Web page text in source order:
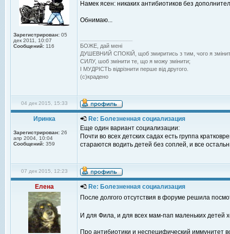
Зарегистрирован: 05
дек 2011, 10:07
Сообщений: 116
Намек ясен: никаких антибиотиков без
Обнимаю...
БОЖЕ, дай менi
ДУШЕВНИЙ СПОКIЙ, щоб змиритись з тим, чого я
СИЛУ, шоб змiнити те, що я можу змiнити;
I МУДРIСТЬ вiдрiзнити перше вiд другого.
(с)крадено
04 дек 2015, 15:33
Иринка
Зарегистрирован: 26
апр 2004, 10:04
Сообщений: 359
Re: Болезненная социализация
Еще один вариант социализации:
Почти во всех детских садах есть группа
стараются водить детей без соплей, и все
07 дек 2015, 12:23
Елена
Re: Болезненная социализация
После долгого отсутствия в форуме решила
И для Фила, и для всех мам-пап маленьких детей
Про антибиотики и неспецифический иммунитет